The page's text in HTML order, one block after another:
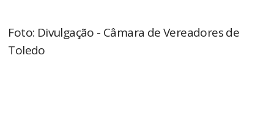
Foto: Divulgação - Câmara de Vereadores de
Toledo